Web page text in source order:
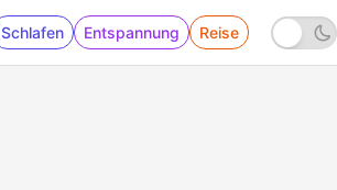
Schlafen Entspannung Reise